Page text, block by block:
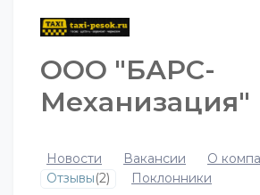
ООО "БАРС-
Механизация"
Новости Вакансии
О
Отзывы(2) Поклонники